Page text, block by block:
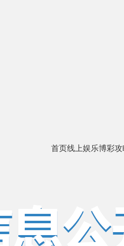
首页线上娱乐博彩攻